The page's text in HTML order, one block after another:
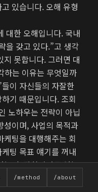
있습니다. 오해 유형
대한 오해입니다. 국내
을 갖고 있다.”고 생각
못합니다. 그러면 대
하는 이유는 무엇일까
이 자신들의 자잘한
기 때문입니다. 조회
노하우는 전략이 아닙
성이며, 사업의 목적과
팅을 대행해주는 회
팅 목표 얘기를 꺼내
는지, 관심이라도 있는
/method /about